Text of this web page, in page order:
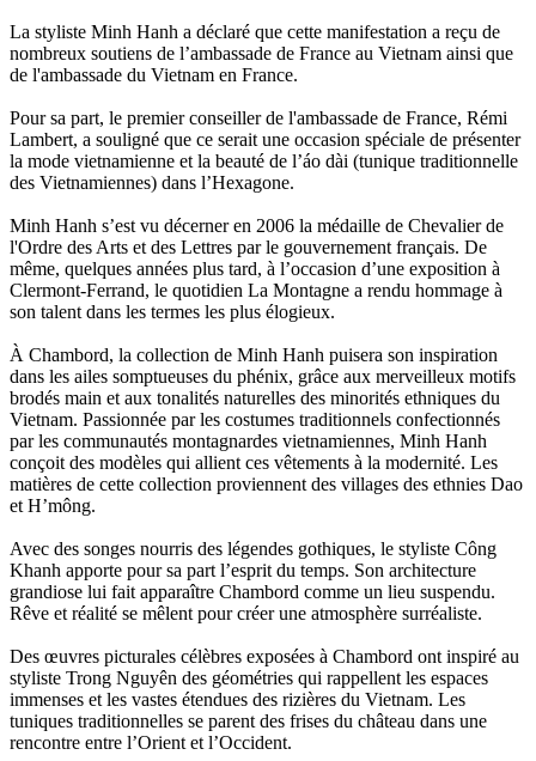
La styliste Minh Hanh a déclaré que cette manifestation a reçu de
nombreux soutiens de l’ambassade de France au Vietnam ainsi que
de l'ambassade du Vietnam en France.
Pour sa part, le premier conseiller de l'ambassade de France, Rémi
Lambert, a souligné que ce serait une occasion spéciale de présenter
la mode vietnamienne et la beauté de l’áo dài (tunique traditionnelle
des Vietnamiennes) dans l’Hexagone.
Minh Hanh s’est vu décerner en 2006 la médaille de Chevalier de
l'Ordre des Arts et des Lettres par le gouvernement français. De
même, quelques années plus tard, à l’occasion d’une exposition à
Clermont-Ferrand, le quotidien La Montagne a rendu hommage à
son talent dans les termes les plus élogieux.
À Chambord, la collection de Minh Hanh puisera son inspiration
dans les ailes somptueuses du phénix, grâce aux merveilleux motifs
brodés main et aux tonalités naturelles des minorités ethniques du
Vietnam. Passionnée par les costumes traditionnels confectionnés
par les communautés montagnardes vietnamiennes, Minh Hanh
conçoit des modèles qui allient ces vêtements à la modernité. Les
matières de cette collection proviennent des villages des ethnies Dao
et H’mông.
Avec des songes nourris des légendes gothiques, le styliste Công
Khanh apporte pour sa part l’esprit du temps. Son architecture
grandiose lui fait apparaître Chambord comme un lieu suspendu.
Rêve et réalité se mêlent pour créer une atmosphère surréaliste.
Des œuvres picturales célèbres exposées à Chambord ont inspiré au
styliste Trong Nguyên des géométries qui rappellent les espaces
immenses et les vastes étendues des rizières du Vietnam. Les
tuniques traditionnelles se parent des frises du château dans une
rencontre entre l’Orient et l’Occident.